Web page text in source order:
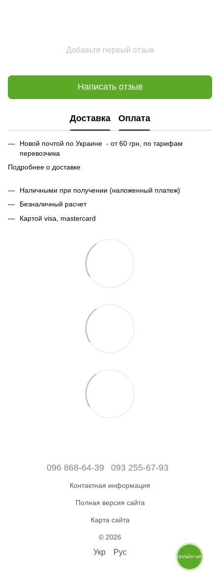
Добавьте первый отзыв
Написать отзыв
Доставка Оплата
Новой почтой по Украине - от 60 грн, по тарифам
перевозчика
Подробнее о доставке
Наличными при получении (наложенный платеж)
Безналичный расчет
Картой visa, mastercard
096 868-64-39 093 255-67-93
Контактная информация
Полная версия сайта
Карта сайта
© 2026
Укр Рус
ОНЛАЙН ЧАТ